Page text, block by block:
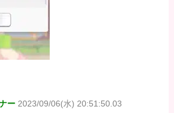
ー 2023/09/06(水) 20:51:50.03